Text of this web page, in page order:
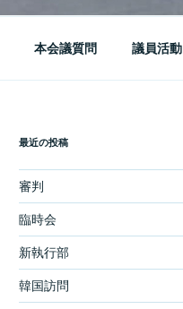
本会議質問 議員活動
最近の投稿
審判
臨時会
新執行部
韓国訪問